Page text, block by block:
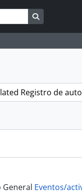
Registro de
Eventos/